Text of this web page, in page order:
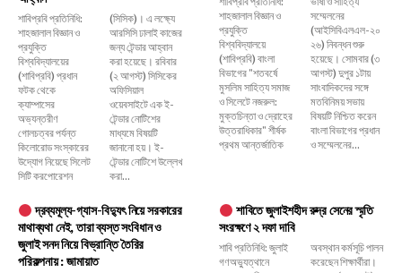
শাবিপ্রবি প্রতিনিধি:
শাহজালাল বিজ্ঞান ও
প্রযুক্তি
বিশ্ববিদ্যালয়ের
(শাবিপ্রবি) প্রধান
ফটক থেকে
ক্যাম্পাসের
অভ্যন্তরীণ
গোলচত্বর পর্যন্ত
কিলোরোড সংস্কারের
উদ্যোগ নিয়েছে সিলেট
সিটি করপোরেশন
(সিসিক)। এ লক্ষ্যে
আরসিসি ঢালাই কাজের
জন্য টেন্ডার আহ্বান
করা হয়েছে। রবিবার
(২ আগস্ট) সিসিকের
অফিসিয়াল
ওয়েবসাইটে এক ই-
টেন্ডার নোটিশের
মাধ্যমে বিষয়টি
জানানো হয়। ই-
টেন্ডার নোটিশে উল্লেখ
করা...
শাহজালাল বিজ্ঞান ও
প্রযুক্তি
বিশ্ববিদ্যালয়ে
(শাবিপ্রবি) বাংলা
বিভাগের "শতবর্ষে
মুসলিম সাহিত্য সমাজ
ও সিলেটে নজরুল:
মুক্তচিন্তা ও দ্রোহের
উত্তরাধিকার" শীর্ষক
প্রথম আন্তর্জাতিক
সম্মেলনের
(আইসিবিএলএল-২০
২৬) নিবন্ধন শুরু
হয়েছে। সোমবার (৩
আগস্ট) দুপুর ১টায়
সাংবাদিকদের সঙ্গে
মতবিনিময় সভায়
বিষয়টি নিশ্চিত করেন
বাংলা বিভাগের প্রধান
ও সম্মেলনের...
দ্রব্যমূল্য-গ্যাস-বিদ্যুৎ নিয়ে সরকারের
মাথাব্যথা নেই, তারা ব্যস্ত সংবিধান ও
জুলাই সনদ নিয়ে বিভ্রান্তি তৈরির
পরিকল্পনায় : জামায়াত
শাবিতে জুলাইশহীদ রুদ্র সেনের স্মৃতি
সংরক্ষণে ২ দফা দাবি
শাবি প্রতিনিধি: জুলাই
গণঅভ্যুত্থানে
অবস্থান কর্মসূচি পালন
করেছেন শিক্ষার্থীরা।